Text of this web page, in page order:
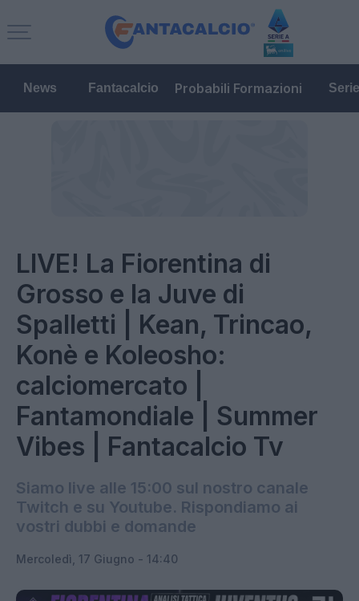
News Fantacalcio Probabili Formazioni
LIVE! La Fiorentina di
Grosso e la Juve di
Spalletti | Kean, Trincao,
Konè e Koleosho:
calciomercato |
Fantamondiale | Summer
Vibes | Fantacalcio Tv
Siamo live alle 15:00 sul nostro canale
Twitch e su Youtube. Rispondiamo ai
vostri dubbi e domande
Mercoledì, 17 Giugno - 14:40